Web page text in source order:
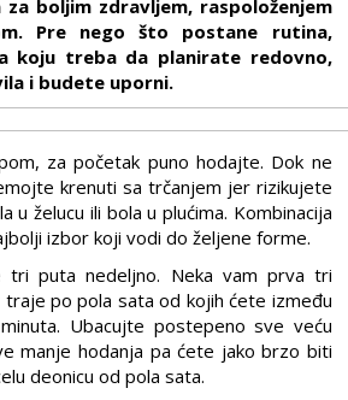
boljim zdravljem, raspoloženjem
Pre nego što postane rutina,
koju treba da planirate redovno,
i budete uporni.
za početak puno hodajte. Dok ne
krenuti sa trčanjem jer rizikujete
u želucu ili bola u plućima. Kombinacija
izbor koji vodi do željene forme.
tri puta nedeljno. Neka vam prva tri
po pola sata od kojih ćete između
Ubacujte postepeno sve veću
manje hodanja pa ćete jako brzo biti
deonicu od pola sata.